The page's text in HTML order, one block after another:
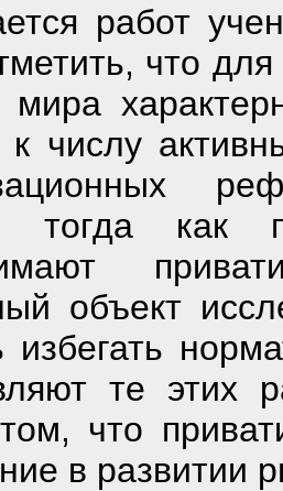
работ
что
мира
к числу
тогда как
объект
избегать
те этих
что
в развитии